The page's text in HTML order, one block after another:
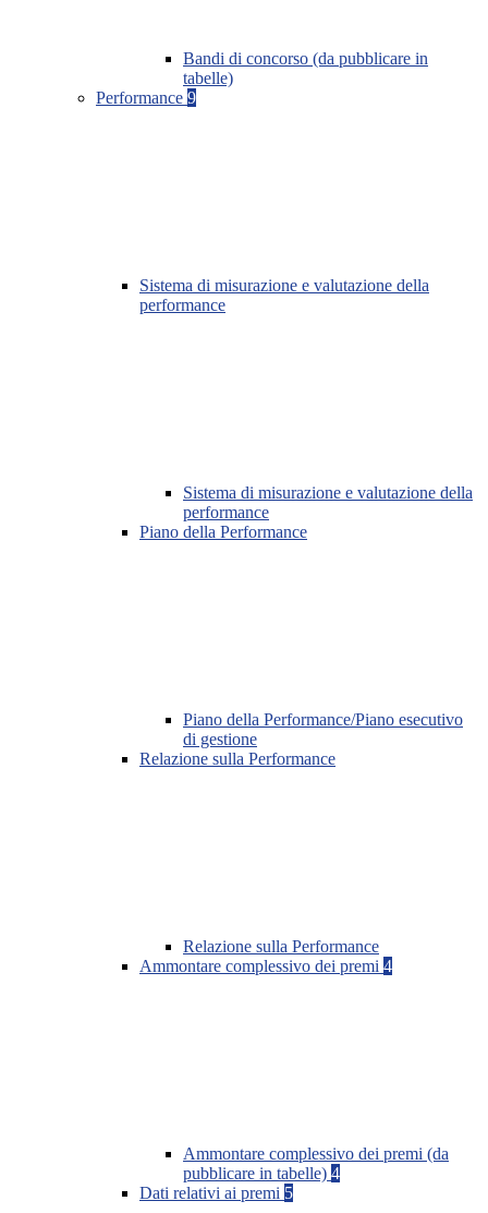
Bandi di concorso (da pubblicare in
tabelle)
Performance 9
Sistema di misurazione e valutazione della
performance
Sistema di misurazione e valutazione della
performance
Piano della Performance
Piano della Performance/Piano esecutivo
di gestione
Relazione sulla Performance
Relazione sulla Performance
Ammontare complessivo dei premi 4
Ammontare complessivo dei premi (da
pubblicare in tabelle) 4
Dati relativi ai premi 5